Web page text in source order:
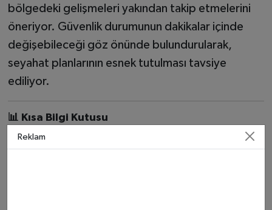
bölgedeki gelişmeleri yakından takip etmelerini
öneriyor. Güvenlik durumunun dakikalar içinde
değişebileceği göz önünde bulundurularak,
seyahat planlarının esnek tutulması tavsiye
ediliyor.
📊 Kısa Bilgi Kutusu
Uçuşları iptal
Reklam